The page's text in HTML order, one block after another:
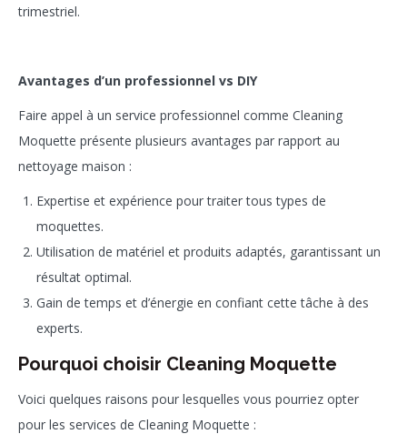
trimestriel.
Avantages d’un professionnel vs DIY
Faire appel à un service professionnel comme Cleaning
Moquette présente plusieurs avantages par rapport au
nettoyage maison :
Expertise et expérience pour traiter tous types de
moquettes.
Utilisation de matériel et produits adaptés, garantissant un
résultat optimal.
Gain de temps et d’énergie en confiant cette tâche à des
experts.
Pourquoi choisir Cleaning Moquette
Voici quelques raisons pour lesquelles vous pourriez opter
pour les services de Cleaning Moquette :